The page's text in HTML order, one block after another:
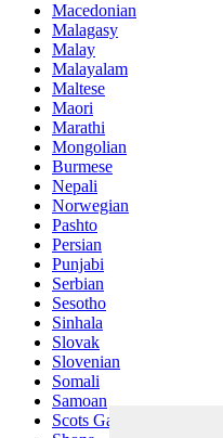
Macedonian
Malagasy
Malay
Malayalam
Maltese
Maori
Marathi
Mongolian
Burmese
Nepali
Norwegian
Pashto
Persian
Punjabi
Serbian
Sesotho
Sinhala
Slovak
Slovenian
Somali
Samoan
Scots Gaelic